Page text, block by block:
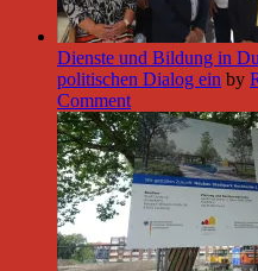
Dienste und Bildung in
politischen Dialog ein by
Comment